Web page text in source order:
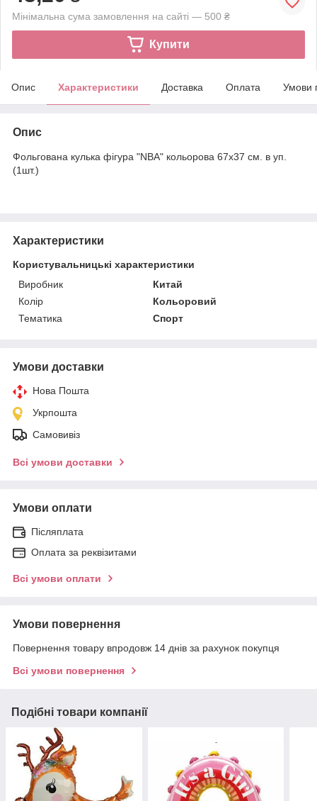
Мінімальна сума замовлення на сайті — 500 ₴
Купити
Опис Характеристики Доставка Оплата Умови
Опис
Фольгована кулька фігура "NBA" кольорова 67х37 см. в уп.
(1шт.)
Характеристики
Користувальницькі характеристики
Виробник
Китай
Колір
Кольоровий
Тематика
Спорт
Умови доставки
Нова Пошта
Укрпошта
Самовивіз
Всі умови доставки
Умови оплати
Післяплата
Оплата за реквізитами
Всі умови оплати
Умови повернення
Повернення товару впродовж 14 днів за рахунок покупця
Всі умови повернення
Подібні товари компанії